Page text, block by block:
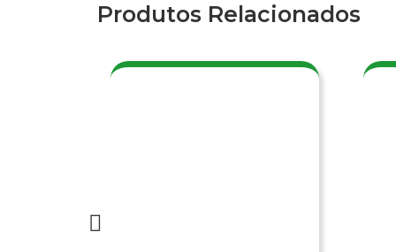
Produtos Relacionados